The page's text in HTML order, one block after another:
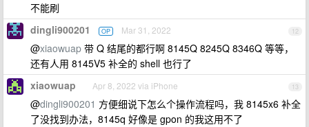
不能刷
12
dingli900201 OP Mar 31, 2022
@xiaowuap 带 Q 结尾的都行啊 8145Q 8245Q 8346Q 等等，
还有人用 8145V5 补全的 shell 也行了
13
xiaowuap Apr 8, 2022 via iPhone
@dingli900201 方便细说下怎么个操作流程吗，我 8145x6 补全
了没找到办法，8145q 好像是 gpon 的我这用不了